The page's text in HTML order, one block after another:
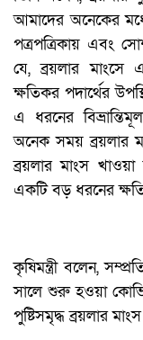
আমাদের অনেকের মধ্যেই
পত্রপত্রিকায় এবং
যে, ব্রয়লার মাংসে
ক্ষতিকর পদার্থের
এ ধরনের
অনেক সময় ব্রয়লার
ব্রয়লার মাংস
একটি বড় ধরনের
কৃষিমন্ত্রী বলেন,
সালে শুরু হওয়া
পুষ্টিসমৃদ্ধ ব্রয়লার